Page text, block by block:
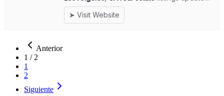
Anterior
1 / 2
1
2
Siguiente